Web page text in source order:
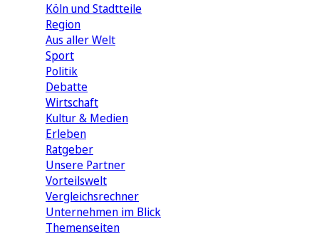
Köln und Stadtteile
Region
Aus aller Welt
Sport
Politik
Debatte
Wirtschaft
Kultur & Medien
Erleben
Ratgeber
Unsere Partner
Vorteilswelt
Vergleichsrechner
Unternehmen im Blick
Themenseiten